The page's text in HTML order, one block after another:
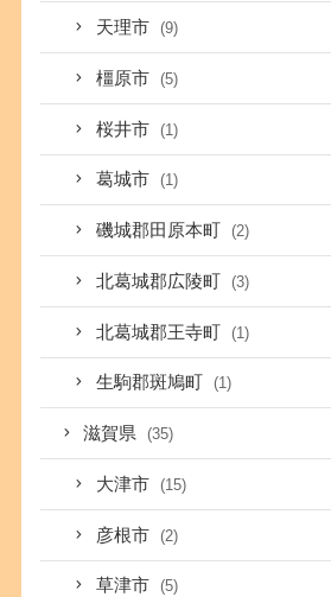
天理市 (9)
橿原市 (5)
桜井市 (1)
葛城市 (1)
磯城郡田原本町 (2)
北葛城郡広陵町 (3)
北葛城郡王寺町 (1)
生駒郡斑鳩町 (1)
滋賀県 (35)
大津市 (15)
彦根市 (2)
草津市 (5)